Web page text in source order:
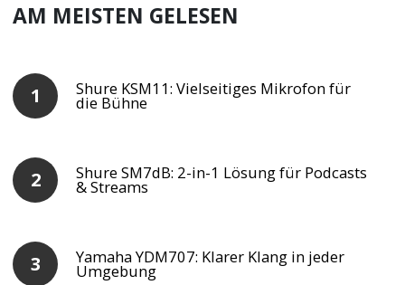
AM MEISTEN GELESEN
Shure KSM11: Vielseitiges Mikrofon für
die Bühne
Shure SM7dB: 2-in-1 Lösung für Podcasts
& Streams
Yamaha YDM707: Klarer Klang in jeder
Umgebung